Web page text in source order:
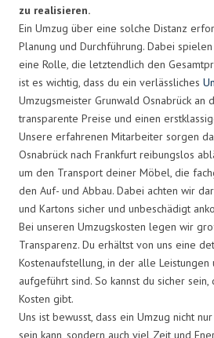
zu realisieren.
Ein Umzug über eine solche Distanz
Planung und Durchführung. Dabei
eine Rolle, die letztendlich den
ist es wichtig, dass du ein verlässliches
Umzugsmeister Grunwald Osnabrück an
transparente Preise und einen
Unsere erfahrenen Mitarbeiter sorgen
Osnabrück nach Frankfurt reibungslos
um den Transport deiner Möbel, die
den Auf- und Abbau. Dabei achten wir
und Kartons sicher und unbeschädigt
Bei unseren Umzugskosten legen wir
Transparenz. Du erhältst von uns eine
Kostenaufstellung, in der alle Leistungen
aufgeführt sind. So kannst du sicher
Kosten gibt.
Uns ist bewusst, dass ein Umzug nicht
sein kann, sondern auch viel Zeit und